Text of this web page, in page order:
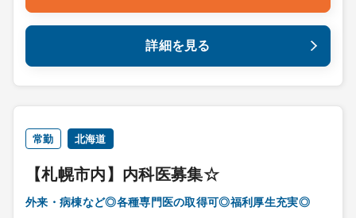
詳細を見る
常勤 北海道
【札幌市内】内科医募集☆
外来・病棟など◎各種専門医の取得可◎福利厚生充実◎